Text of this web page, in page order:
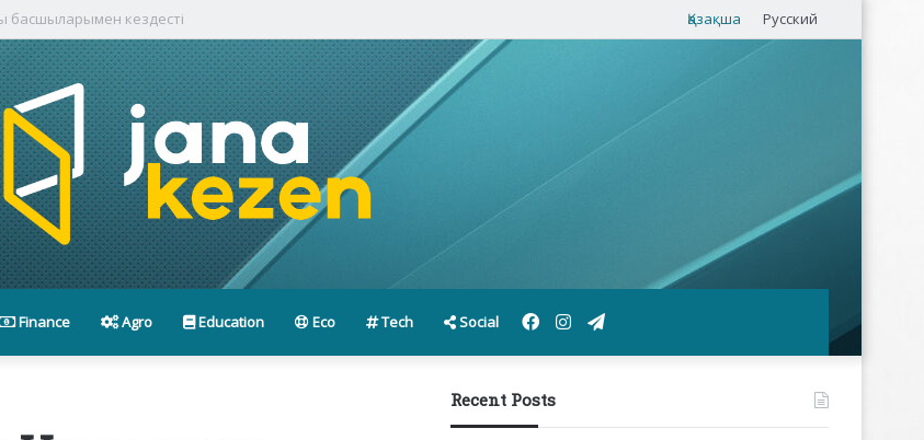
басшыларымен кездесті Қазақша Русский
Finance Agro Education Eco Tech Social Telegram
Instagram
Facebook
Recent Posts